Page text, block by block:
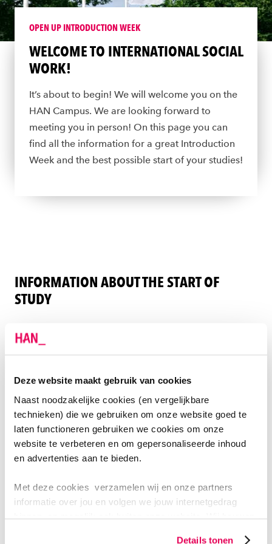
Deze website maakt gebruik van cookies
Naast noodzakelijke cookies (en vergelijkbare
technieken) die we gebruiken om onze website goed te
laten functioneren gebruiken we cookies om onze
website te verbeteren en om gepersonaliseerde inhoud
en advertenties aan te bieden.
Met deze cookies verzamelen wij en onze partners
informatie over jou en volgen we jouw internetgedrag
binnen, en mogelijk ook buiten onze website. Wij bouwen
Details tonen
OPEN UP INTRODUCTION WEEK
WELCOME TO INTERNATIONAL SOCIAL
WORK!
It’s about to begin! We will welcome you on the
HAN Campus. We are looking forward to
meeting you in person! On this page you can
find all the information for a great Introduction
Week and the best possible start of your studies!
INFORMATION ABOUT THE START OF
STUDY
Information about OSIRIS (Student Information
System)
TO DO
IS YOUR REGISTRATION COMPLETE